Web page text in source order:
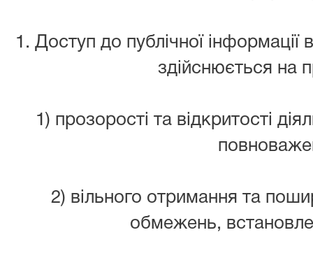
1. Доступ до публічної інформації
здійснюється на
1) прозорості та відкритості
2) вільного отримання та
обмежень,